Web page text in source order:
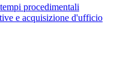
procedimentali
e acquisizione d'ufficio